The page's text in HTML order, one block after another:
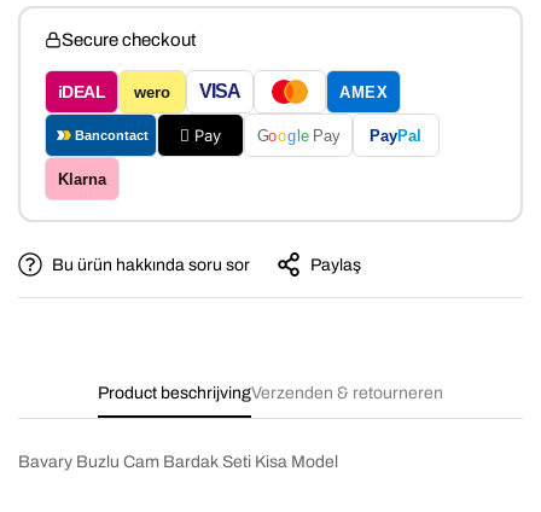
Secure checkout
iDEAL wero VISA AMEX
Bancontact  Pay Goog le Pay PayPal
Klarna
Bu ürün hakkında soru sor Paylaş
Product beschrijvingVerzenden & retourneren
Bavary Buzlu Cam Bardak Seti Kisa Model
Confirm your age
Are you 18 years old or older?
No, I'm not Yes, I am